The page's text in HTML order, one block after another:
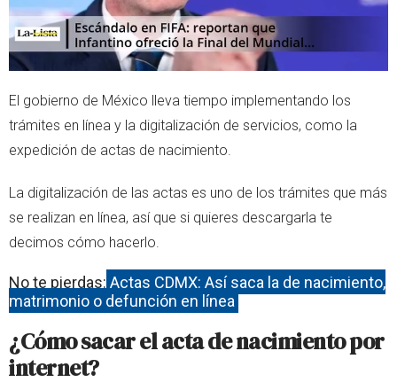
El gobierno de México lleva tiempo implementando los
trámites en línea y la digitalización de servicios, como la
expedición de actas de nacimiento.
La digitalización de las actas es uno de los trámites que más
se realizan en línea, así que si quieres descargarla te
decimos cómo hacerlo.
No te pierdas: Actas CDMX: Así saca la de nacimiento,
matrimonio o defunción en línea
¿Cómo sacar el acta de nacimiento por
internet?